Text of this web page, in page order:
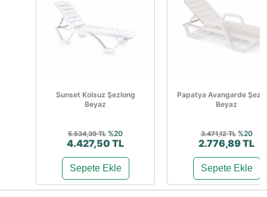
Sunset Kolsuz Şezlong
Beyaz
5.534,39 TL %20
4.427,50 TL
Sepete Ekle
Papatya Avangarde
Beyaz
3.471,12 TL %20
2.776,89 TL
Sepete Ekle